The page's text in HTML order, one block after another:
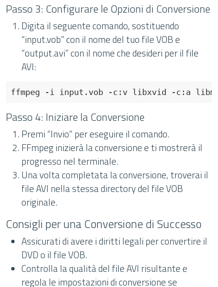
Passo 3: Configurare le Opzioni di Conversione
Digita il seguente comando, sostituendo
“input.vob” con il nome del tuo file VOB e
“output.avi” con il nome che desideri per il file
AVI:
Passo 4: Iniziare la Conversione
Premi “Invio” per eseguire il comando.
FFmpeg inizierà la conversione e ti mostrerà il
progresso nel terminale.
Una volta completata la conversione, troverai il
file AVI nella stessa directory del file VOB
originale.
Consigli per una Conversione di Successo
Assicurati di avere i diritti legali per convertire il
DVD o il file VOB.
Controlla la qualità del file AVI risultante e
regola le impostazioni di conversione se